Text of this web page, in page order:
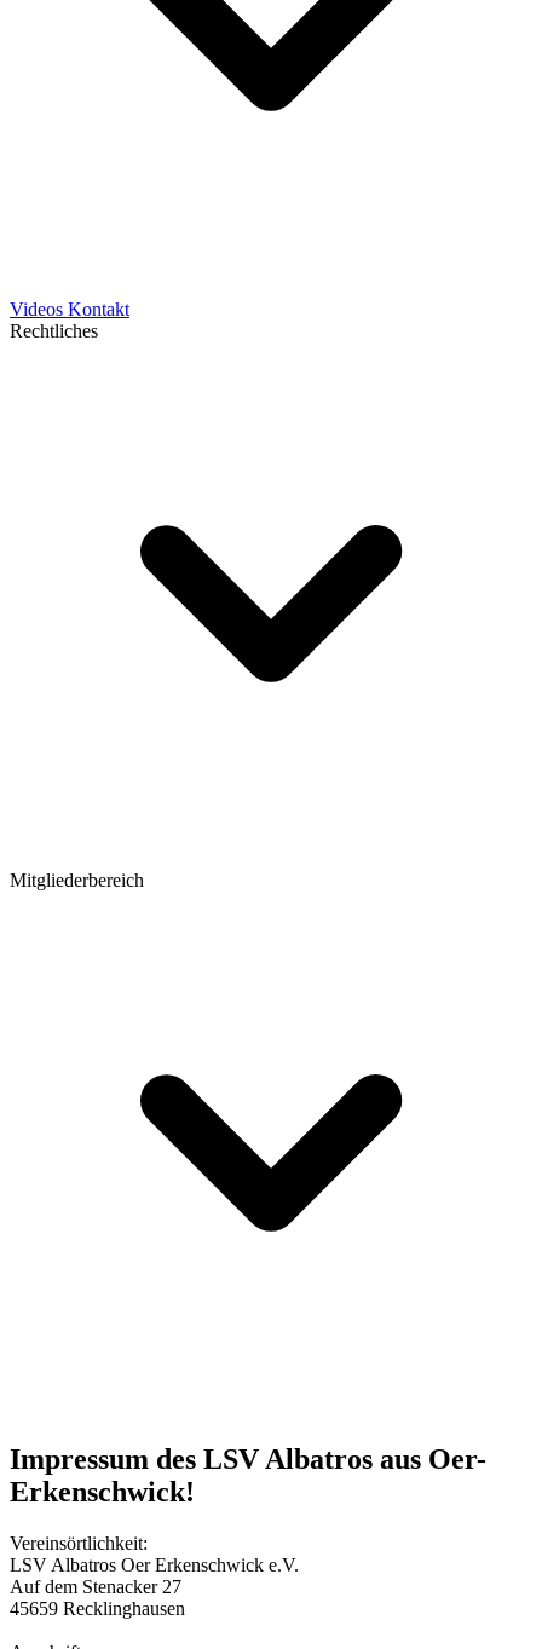
Videos Kontakt
Rechtliches
Mitgliederbereich
Impressum des LSV Albatros aus Oer-
Erkenschwick!
Vereinsörtlichkeit:
LSV Albatros Oer Erkenschwick e.V.
Auf dem Stenacker 27
45659 Recklinghausen